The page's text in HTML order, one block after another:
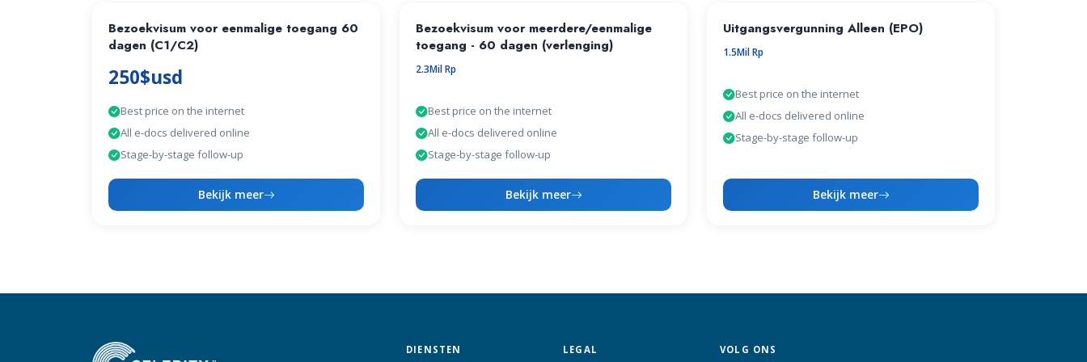
Bezoekvisum voor eenmalige toegang 60
dagen (C1/C2)
250$usd
Best price on the internet
All e-docs delivered online
Stage-by-stage follow-up
Bekijk meer
Bezoekvisum voor meerdere/eenmalige
toegang - 60 dagen (verlenging)
2.3Mil Rp
Best price on the internet
All e-docs delivered online
Stage-by-stage follow-up
Bekijk meer
Uitgangsvergunning Alleen (EPO)
1.5Mil Rp
Best price on the internet
All e-docs delivered online
Stage-by-stage follow-up
Bekijk meer
DIENSTEN LEGAL VOLG ONS